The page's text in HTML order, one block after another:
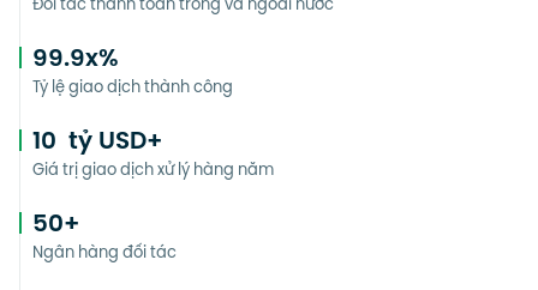
Đối tác thanh toán trong và ngoài nước
99.9x%
Tỷ lệ giao dịch thành công
10 tỷ USD+
Giá trị giao dịch xử lý hàng năm
50+
Ngân hàng đối tác